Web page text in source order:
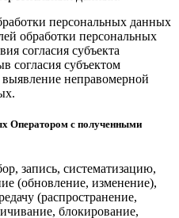
персональных данных
обработки персональных
согласия субъекта
согласия субъектом
неправомерной
Оператором с полученными
запись, систематизацию,
(обновление, изменение),
(распространение,
блокирование,